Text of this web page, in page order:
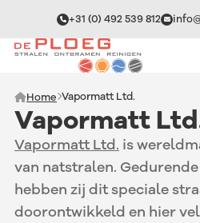
+31 (0) 492 539 812
Home Vapormatt Ltd.
Vapormatt
Vapormatt Ltd. is
van natstralen.
hebben zij dit speciale
doorontwikkeld en hier